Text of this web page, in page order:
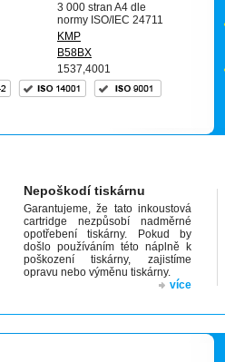
3 000 stran A4 dle
normy ISO/IEC 24711
KMP
B58BX
1537,4001
Nepoškodí tiskárnu
Garantujeme, že tato inkoustová
cartridge nezpůsobí nadměrné
opotřebení tiskárny. Pokud by
došlo používáním této náplně k
poškození tiskárny, zajistíme
opravu nebo výměnu tiskárny.
více